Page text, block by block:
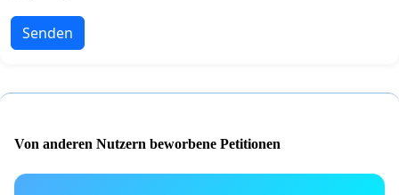
Senden
Von anderen Nutzern beworbene Petitionen